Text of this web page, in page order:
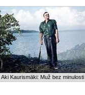
Aki Kaurismäki: Muž bez minulosti